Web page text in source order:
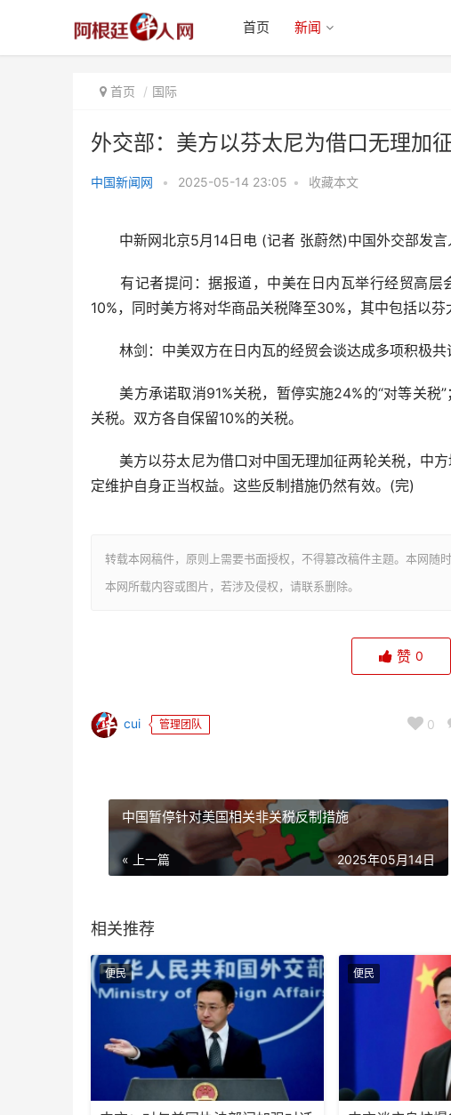
首页 新闻
首页 国际
外交部：美方以芬太尼为借口无理加
中国新闻网 • 2025-05-14 23:05 • 收藏本文
中新网北京5月14日电 (记者 张蔚然)中国外交部发言
有记者提问：据报道，中美在日内瓦举行经贸高层
10%，同时美方将对华商品关税降至30%，其中包括以
林剑：中美双方在日内瓦的经贸会谈达成多项积极共
美方承诺取消91%关税，暂停实施24%的“对等关税”
关税。双方各自保留10%的关税。
美方以芬太尼为借口对中国无理加征两轮关税，中方
定维护自身正当权益。这些反制措施仍然有效。(完)
转载本网稿件，原则上需要书面授权，不得篡改稿件主题。本网随
本网所载内容或图片，若涉及侵权，请联系删除。
加征关税，中方反制措施
赞 0
cui 管理团队 0
中国暂停针对美国相关非关税反制措施
« 上一篇 2025年05月14日
相关推荐
便民 便民